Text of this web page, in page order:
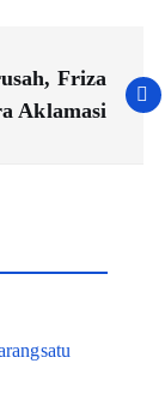
Friza
Aklamasi